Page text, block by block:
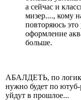
а сейчас и
мизер...., кому
повторяюсь это
оформление
больше.
АБАЛДЕТЬ, по логике
нужно будет по ютуб-
уйдут в прошлое...